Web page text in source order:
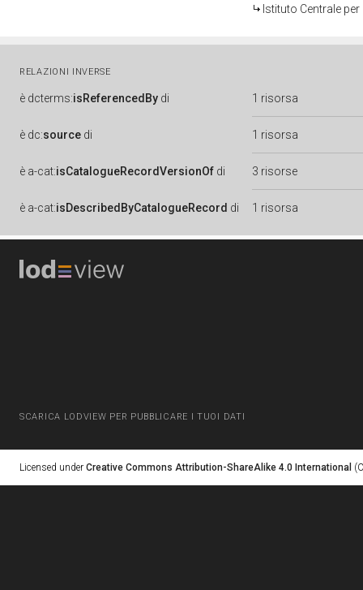
Istituto Centrale
RELAZIONI INVERSE
è dcterms:isReferencedBy di 1 risorsa
è dc:source di 1 risorsa
è a-cat:isCatalogueRecordVersionOf di 3 risorse
è a-cat:isDescribedByCatalogueRecord di 1 risorsa
SCARICA LODVIEW PER PUBBLICARE I TUOI DATI
Licensed under Creative Commons Attribution-ShareAlike 4.0 International